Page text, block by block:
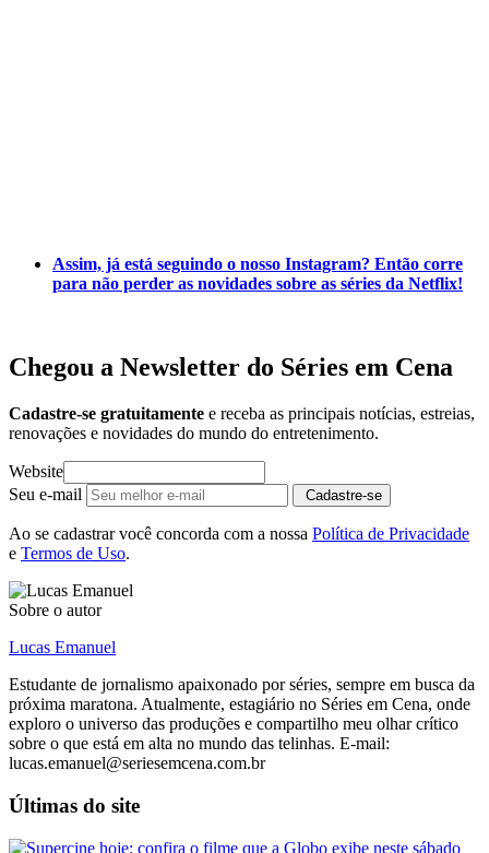
Assim, já está seguindo o nosso Instagram? Então corre
para não perder as novidades sobre as séries da Netflix!
Chegou a Newsletter do Séries em Cena
Cadastre-se gratuitamente e receba as principais notícias, estreias,
renovações e novidades do mundo do entretenimento.
Website
Seu e-mail
Cadastre-se
Ao se cadastrar você concorda com a nossa Política de Privacidade
e Termos de Uso.
Sobre o autor
Lucas Emanuel
Estudante de jornalismo apaixonado por séries, sempre em busca da
próxima maratona. Atualmente, estagiário no Séries em Cena, onde
exploro o universo das produções e compartilho meu olhar crítico
sobre o que está em alta no mundo das telinhas. E-mail:
lucas.emanuel@seriesemcena.com.br
Últimas do site